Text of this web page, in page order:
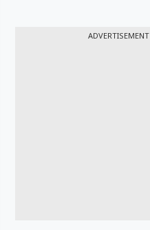
ADVERTISEMENT